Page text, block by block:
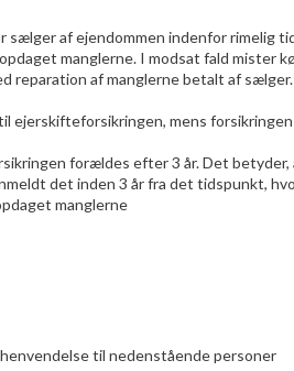
sælger af ejendommen indenfor rimelig
manglerne. I modsat fald mister
reparation af manglerne betalt af sælger.
ejerskifteforsikringen, mens
forældes efter 3 år. Det betyder,
det inden 3 år fra det tidspunkt,
manglerne
til nedenstående personer